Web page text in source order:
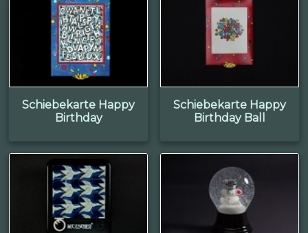
Schiebekarte Happy
Birthday
Schiebekarte Happy
Birthday Ball